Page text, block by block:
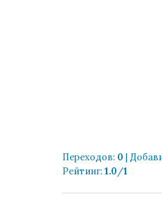
Переходов: 0 |
Рейтинг: 1.0/1